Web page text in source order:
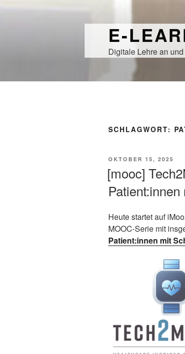
E-
Digitale Lehre an
SCHLAGWORT:
VERÖFFENTLICHT
OKTOBER 15, 2025
[mooc]
Heute startet auf
MOOC-Serie mit
Patient:innen mit